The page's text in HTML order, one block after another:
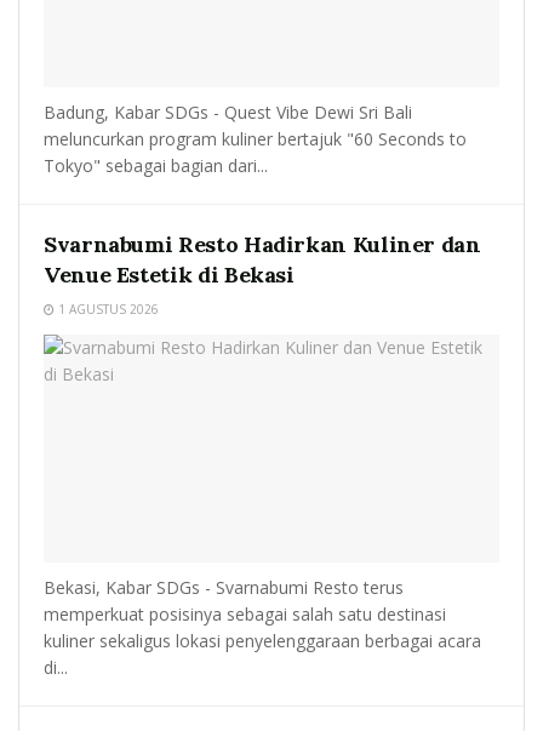
Badung, Kabar SDGs - Quest Vibe Dewi Sri Bali
meluncurkan program kuliner bertajuk "60 Seconds to
Tokyo" sebagai bagian dari...
Svarnabumi Resto Hadirkan Kuliner dan
Venue Estetik di Bekasi
1 AGUSTUS 2026
Bekasi, Kabar SDGs - Svarnabumi Resto terus
memperkuat posisinya sebagai salah satu destinasi
kuliner sekaligus lokasi penyelenggaraan berbagai acara
di...